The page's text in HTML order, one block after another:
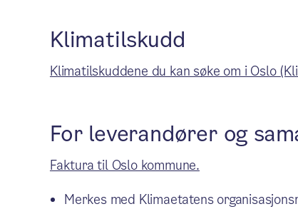
Klimatilskudd
Klimatilskuddene du kan søke om i Oslo
For leverandører og
Faktura til Oslo kommune.
Merkes med Klimaetatens